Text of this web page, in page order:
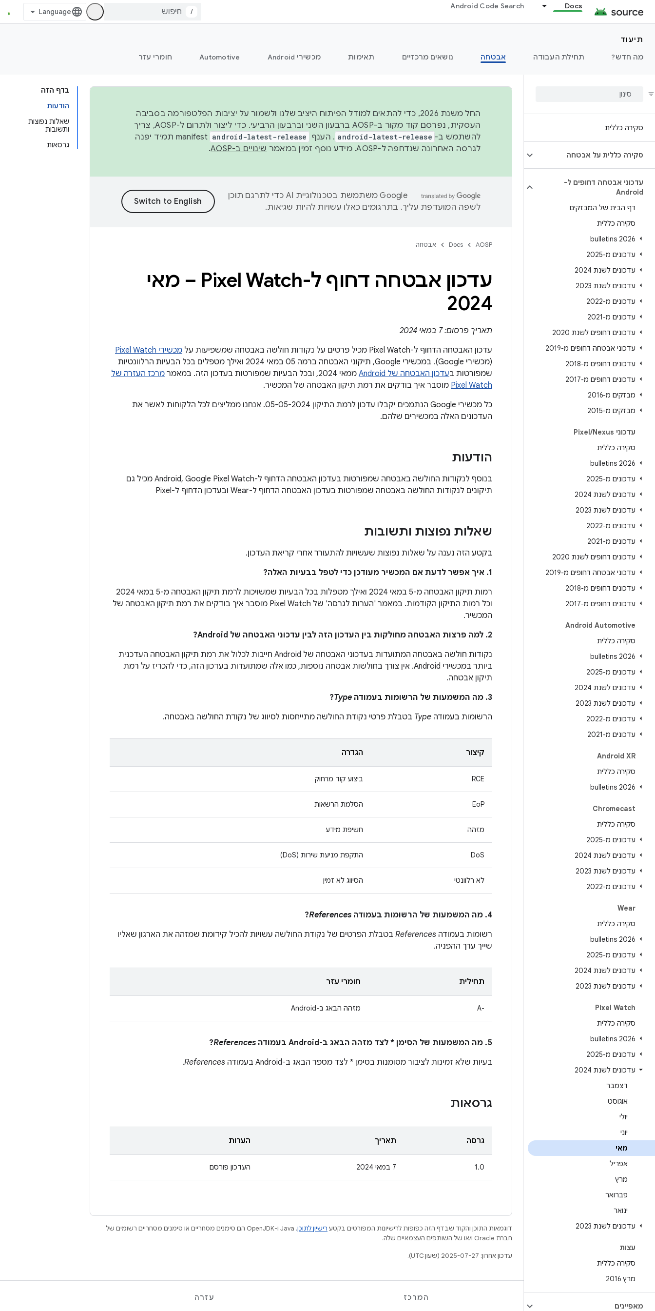
Docs
Android Code Search
/
תיעוד
מה חדש?
תחילת העבודה אבטחה נושאים מרכזיים תאימות מכשירי Android Automotive חומרי עזר
סקירה כללית
סקירה כללית על אבטחה
עדכוני אבטחה דחופים ל-
Android
דף הבית של המבזקים
סקירה כללית
2026 bulletins
עדכונים מ-2025
עדכונים לשנת 2024
עדכונים לשנת 2023
עדכונים מ-2022
עדכונים מ-2021
עדכונים דחופים לשנת 2020
עדכוני אבטחה דחופים מ-2019
עדכונים דחופים מ-2018
עדכונים דחופים מ-2017
מבזקים מ-2016
מבזקים מ-2015
עדכוני Pixel /Nexus
סקירה כללית
2026 bulletins
עדכונים מ-2025
עדכונים לשנת 2024
עדכונים לשנת 2023
עדכונים מ-2022
עדכונים מ-2021
עדכונים דחופים לשנת 2020
עדכוני אבטחה דחופים מ-2019
עדכונים דחופים מ-2018
עדכונים דחופים מ-2017
Android Automotive
סקירה כללית
2026 bulletins
עדכונים מ-2025
עדכונים לשנת 2024
עדכונים לשנת 2023
עדכונים מ-2022
עדכונים מ-2021
Android XR
סקירה כללית
2026 bulletins
Chromecast
סקירה כללית
עדכונים מ-2025
עדכונים לשנת 2024
עדכונים לשנת 2023
עדכונים מ-2022
Wear
סקירה כללית
2026 bulletins
עדכונים מ-2025
עדכונים לשנת 2024
עדכונים לשנת 2023
Pixel Watch
סקירה כללית
2026 bulletins
עדכונים מ-2025
עדכונים לשנת 2024
דצמבר
אוגוסט
יולי
יוני
מאי
אפריל
מרץ
פברואר
ינואר
עדכונים לשנת 2023
עצות
סקירה כללית
מרץ 2016
מאפיינים
בדף הזה
הודעות
שאלות נפוצות
ותשובות
גרסאות
החל משנת 2026, כדי להתאים למודל הפיתוח היציב שלנו ולשמור על יציבות הפלטפורמה בסביבה
העסקית, נפרסם קוד מקור ב-AOSP ברבעון השני וברבעון הרביעי. כדי ליצור ולתרום ל-AOSP, צריך
להשתמש ב- android-latest-release . הענף android-latest-release
manifest תמיד יפנה
לגרסה האחרונה שנדחפה ל-AOSP. מידע נוסף זמין במאמר
שינויים ב-AOSP .
‫Google משתמשת בטכנולוגיית AI כדי לתרגם תוכן
לשפה המועדפת עליך. בתרגומים כאלו עשויות להיות שגיאות.
AOSP
Docs אבטחה
עדכון אבטחה דחוף ל-Pixel Watch – מאי
2024
תאריך פרסום: 7 במאי 2024
עדכון האבטחה הדחוף ל-Pixel Watch מכיל פרטים על נקודות חולשה באבטחה שמשפיעות על
מכשירי Pixel Watch
(מכשירי Google). במכשירי Google, תיקוני האבטחה ברמה 05 במאי 2024 ואילך מטפלים בכל הבעיות הרלוונטיות
שמפורטות בעדכון האבטחה של Android ממאי 2024, ובכל הבעיות שמפורטות בעדכון הזה. במאמר
מרכז העזרה של
Pixel Watch מוסבר איך בודקים את רמת תיקון האבטחה של המכשיר.
כל מכשירי Google הנתמכים יקבלו עדכון לרמת התיקון 05-05-2024. אנחנו ממליצים לכל הלקוחות לאשר את
העדכונים האלה במכשירים שלהם.
הודעות
בנוסף לנקודות החולשה באבטחה שמפורטות בעדכון האבטחה הדחוף ל-Android, Google Pixel Watch מכיל גם
תיקונים לנקודות החולשה באבטחה שמפורטות בעדכון האבטחה הדחוף ל-Wear ובעדכון הדחוף ל-Pixel
שאלות נפוצות ותשובות
בקטע הזה נענה על שאלות נפוצות שעשויות להתעורר אחרי קריאת העדכון.
1. איך אפשר לדעת אם המכשיר מעודכן כדי לטפל בבעיות האלה?
רמות תיקון האבטחה מ-5 במאי 2024 ואילך מטפלות בכל הבעיות שמשויכות לרמת תיקון האבטחה מ-5 במאי 2024
וכל רמות התיקון הקודמות. במאמר 'הערות לגרסה' של Pixel Watch מוסבר איך בודקים את רמת תיקון האבטחה של
המכשיר.
2. למה פרצות האבטחה מחולקות בין העדכון הזה לבין עדכוני האבטחה של Android?
נקודות חולשה באבטחה המתועדות בעדכוני האבטחה של Android חייבות לכלול את רמת תיקון האבטחה העדכנית
ביותר במכשירי Android. אין צורך בחולשות אבטחה נוספות, כמו אלה שמתועדות בעדכון הזה, כדי להכריז על רמת
תיקון אבטחה.
3. מה המשמעות של הרשומות בעמודה
Type
?
הרשומות בעמודה Type בטבלת פרטי נקודת החולשה מתייחסות לסיווג של נקודת החולשה באבטחה.
קיצור הגדרה
RCE ביצוע קוד מרחוק
EoP הסלמת הרשאות
מזהה חשיפת מידע
DoS התקפת מניעת שירות (DoS)
לא רלוונטי הסיווג לא זמין
4. מה המשמעות של הרשומות בעמודה References
?
רשומות בעמודה References בטבלת הפרטים של נקודת החולשה עשויות להכיל קידומת שמזהה את הארגון שאליו
שייך ערך ההפניה.
תחילית חומרי עזר
A-‎ מזהה הבאג ב-Android
5. מה המשמעות של הסימן * לצד מזהה הבאג ב-Android בעמודה References
?
בעיות שלא זמינות לציבור מסומנות בסימן * לצד מספר הבאג ב-Android בעמודה
References
.
גרסאות
גרסה תאריך הערות
1.0 7 במאי 2024 העדכון פורסם
דוגמאות התוכן והקוד שבדף הזה כפופות לרישיונות המפורטים בקטע רישיון לתוכן
.‏ Java ו-OpenJDK הם סימנים מסחריים או סימנים מסחריים רשומים של
חברת Oracle ו/או של השותפים העצמאיים שלה.
עדכון אחרון: 2025-07-27 (שעון UTC).
המרכז
עזרה